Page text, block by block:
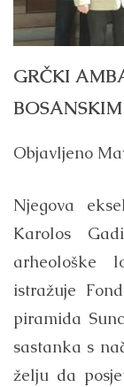
GRČKI
Objavljeno
Njegova
Karolos
arheološke
istražuje
piramida
sastanka s
želju da